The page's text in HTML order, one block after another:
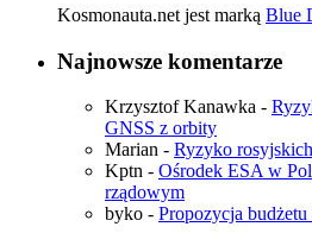
Kosmonauta.net jest marką Blue
Najnowsze komentarze
Krzysztof Kanawka -
GNSS z orbity
Marian - Ryzyko
Kptn - Ośrodek ESA w
rządowym
byko - Propozycja